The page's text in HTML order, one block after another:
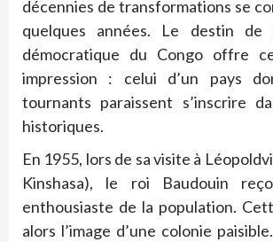
décennies de transformations se
quelques années. Le destin de
démocratique du Congo offre
impression : celui d’un pays
tournants paraissent s’inscrire
historiques.
En 1955, lors de sa visite à
Kinshasa), le roi Baudouin
enthousiaste de la population.
alors l’image d’une colonie